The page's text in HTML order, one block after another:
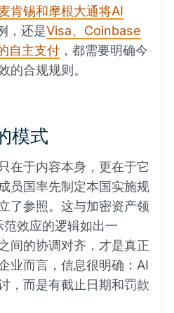
肯锡和摩根大通将AI
，还是Visa、Coinbase
自主支付 ，都需要明确今
的合规规则。
模式
在于内容本身，更在于它
员国率先制定本国实施规
了参照。这与加密资产领
范效应的逻辑如出一
间的协调对齐，才是真正
业而言，信息很明确：AI
，而是有截止日期和罚款